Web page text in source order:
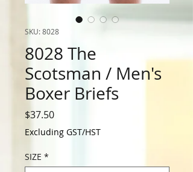
SKU: 8028
8028 The
Scotsman / Men's
Boxer Briefs
$37.50Price
Excluding GST/HST
SIZE *